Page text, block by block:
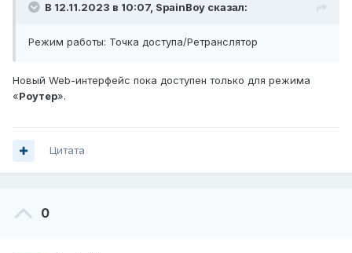
В 12.11.2023 в 10:07, SpainBoy сказал:
Режим работы: Точка доступа/Ретранслятор
Новый Web-интерфейс пока доступен только для режима
«Роутер».
Цитата
0